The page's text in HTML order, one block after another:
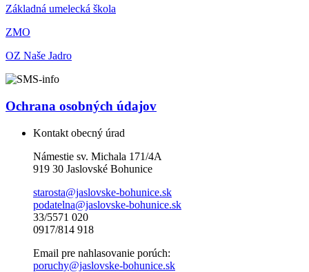
Základná umelecká škola
ZMO
OZ Naše Jadro
Ochrana osobných údajov
Kontakt obecný úrad
Námestie sv. Michala 171/4A
919 30 Jaslovské Bohunice
starosta@jaslovske-bohunice.sk
podatelna@jaslovske-bohunice.sk
33/5571 020
0917/814 918
Email pre nahlasovanie porúch:
poruchy@jaslovske-bohunice.sk